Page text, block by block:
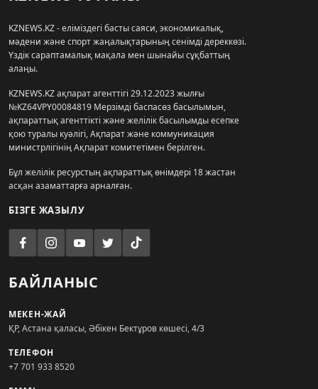
KZNEWS.KZ - еліміздегі басты саяси, экономикалық,
мәдени және спорт жаңалықтарының сенімді дереккөзі.
Үздік сараптамалық мақала мен шынайы сұқбаттың
алаңы.
KZNEWS.KZ ақпарат агенттігі 29.12.2023 жылғы
№KZ64VPY00084819 Мерзімді баспасөз басылымын,
ақпараттық агенттікті және желілік басылымды есепке
қою туралы куәлігі, Ақпарат және коммуникация
министрлігінің Ақпарат комитетімен берілген.
Бұл желілік ресурстың ақпараттық өнімдері 18 жастан
асқан азаматтарға арналған.
БІЗГЕ ЖАЗЫЛУ
БАЙЛАНЫС
МЕКЕН-ЖАЙ
ҚР, Астана қаласы, Әбікен Бектұров көшесі, 4/3
ТЕЛЕФОН
+7 701 933 8520